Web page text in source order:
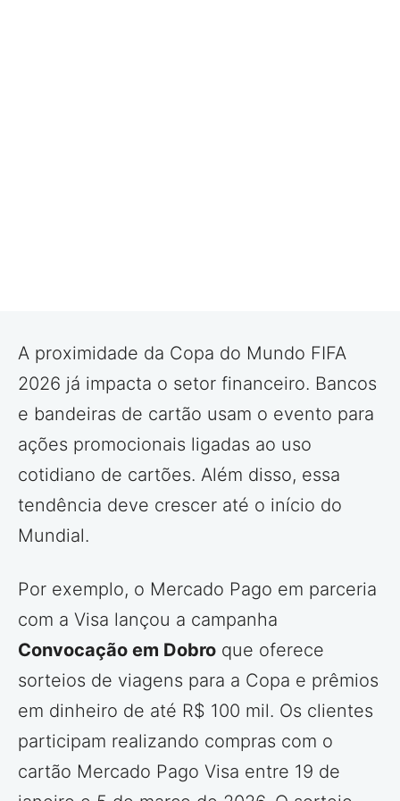
A proximidade da Copa do Mundo FIFA
2026 já impacta o setor financeiro. Bancos
e bandeiras de cartão usam o evento para
ações promocionais ligadas ao uso
cotidiano de cartões. Além disso, essa
tendência deve crescer até o início do
Mundial.
Por exemplo, o Mercado Pago em parceria
com a Visa lançou a campanha
Convocação em Dobro que oferece
sorteios de viagens para a Copa e prêmios
em dinheiro de até R$ 100 mil. Os clientes
participam realizando compras com o
cartão Mercado Pago Visa entre 19 de